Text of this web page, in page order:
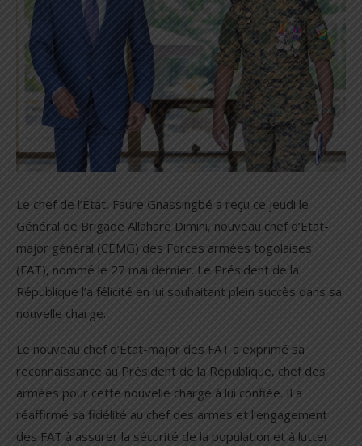
Le chef de l’État, Faure Gnassingbé a reçu ce jeudi le
Général de Brigade Allahare Dimini, nouveau chef d’Etat-
major général (CEMG) des Forces armées togolaises
(FAT), nommé le 27 mai dernier. Le Président de la
République l’a félicité en lui souhaitant plein succès dans sa
nouvelle charge.
Le nouveau chef d’État-major des FAT a exprimé sa
reconnaissance au Président de la République, chef des
armées pour cette nouvelle charge à lui confiée. Il a
réaffirmé sa fidélité au chef des armes et l’engagement
des FAT à assurer la sécurité de la population et à lutter